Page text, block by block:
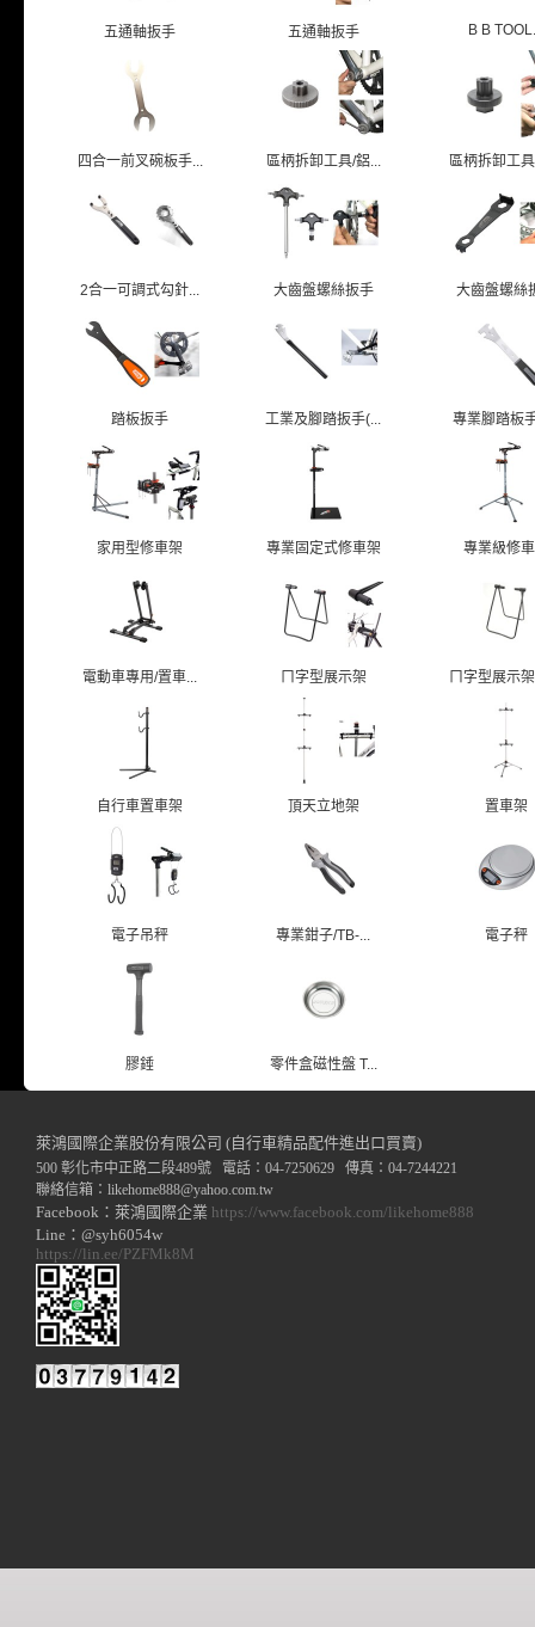
五通軸扳手 五通軸扳手 B B
四合一前叉碗板手... 區柄拆卸工具/鋁... 區柄拆卸工
2合一可調式勾針... 大齒盤螺絲扳手 大齒盤螺絲
踏板扳手 工業及腳踏扳手(... 專業腳踏板
家用型修車架 專業固定式修車架 專業級修
電動車專用/置車... ㄇ字型展示架 ㄇ字型展示
自行車置車架 頂天立地架 置車架
電子吊秤 專業鉗子/TB-... 電子秤
膠錘 零件盒磁性盤 T...
萊鴻國際企業股份有限公司 (自行車精品配件進出口買賣)
500 彰化市中正路二段489號 電話：04-7250629 傳真：04-7244221
聯絡信箱： likehome888@yahoo.com.tw
Facebook：萊鴻國際企業 https://www.facebook.com/likehome888
Line：@syh6054w
https://lin.ee/PZFMk8M